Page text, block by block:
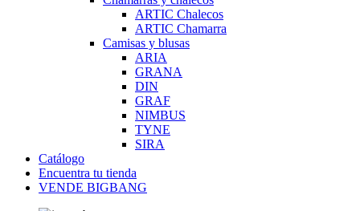
ARTIC Chalecos
ARTIC Chamarra
Camisas y blusas
ARIA
GRANA
DIN
GRAF
NIMBUS
TYNE
SIRA
Catálogo
Encuentra tu tienda
VENDE BIGBANG